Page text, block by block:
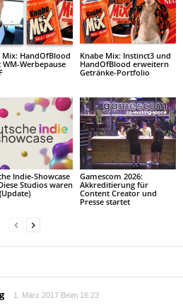
Mix: HandOfBlood
WM-Werbepause
Knabe Mix: Instinct3 und
HandOfBlood erweitern
Getränke-Portfolio
Indie-Showcase
Studios waren
Gamescom 2026:
Akkreditierung für
Content Creator und
Presse startet
1. März 2017 Beim 16:23